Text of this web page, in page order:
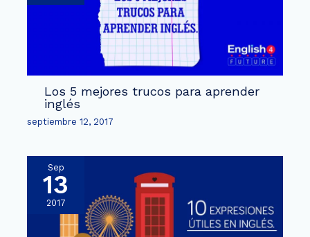
Los 5 mejores trucos para aprender
inglés
septiembre 12, 2017
Sep
13
2017